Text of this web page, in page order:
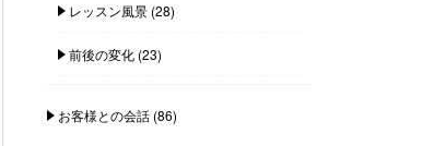
レッスン風景(28)
前後の変化(23)
お客様との会話(86)